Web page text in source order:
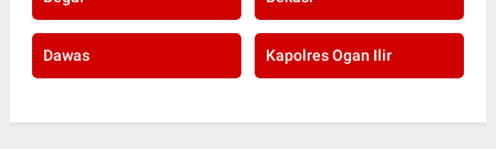
Dawas Kapolres Ogan Ilir